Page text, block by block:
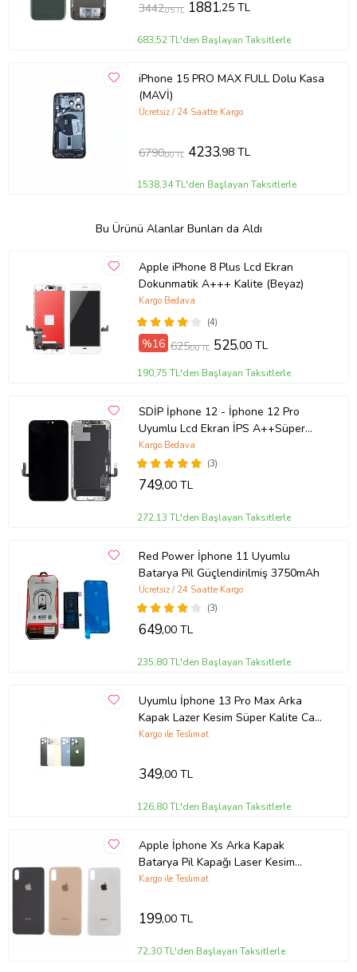
3442,05 TL 1881,25 TL
683,52 TL'den Başlayan Taksitlerle
iPhone 15 PRO MAX FULL Dolu Kasa
(MAVİ)
Ücretsiz / 24 Saatte Kargo
6790,00 TL 4233,98 TL
1538,34 TL'den Başlayan Taksitlerle
Bu Ürünü Alanlar Bunları da Aldı
Apple iPhone 8 Plus Lcd Ekran
Dokunmatik A+++ Kalite (Beyaz)
(4)
Kargo Bedava
%16 625,00 TL 525,00 TL
190,75 TL'den Başlayan Taksitlerle
SDİP İphone 12 - İphone 12 Pro
Uyumlu Lcd Ekran İPS A++Süper
Kalite
(3)
Kargo Bedava
749,00 TL
272,13 TL'den Başlayan Taksitlerle
Red Power İphone 11 Uyumlu
Batarya Pil Güçlendirilmiş 3750mAh
(3)
Ücretsiz / 24 Saatte Kargo
649,00 TL
235,80 TL'den Başlayan Taksitlerle
Uyumlu İphone 13 Pro Max Arka
Kapak Lazer Kesim Süper Kalite Cam
-- Mavi
Kargo ile Teslimat
349,00 TL
126,80 TL'den Başlayan Taksitlerle
Apple İphone Xs Arka Kapak
Batarya Pil Kapağı Laser Kesim
Orjinal Kalite (Beyaz)
Kargo ile Teslimat
199,00 TL
72,30 TL'den Başlayan Taksitlerle